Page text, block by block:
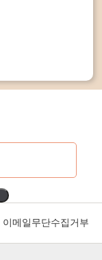
이메일무단수집거부